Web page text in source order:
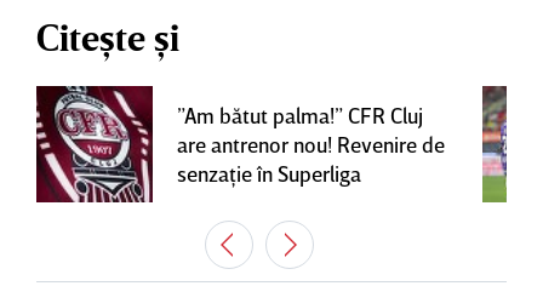
Citește și
”Am bătut palma!” CFR Cluj
are antrenor nou! Revenire de
senzaţie în Superliga